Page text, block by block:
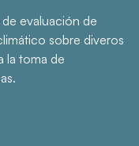
evaluación de
sobre diveros
la toma de